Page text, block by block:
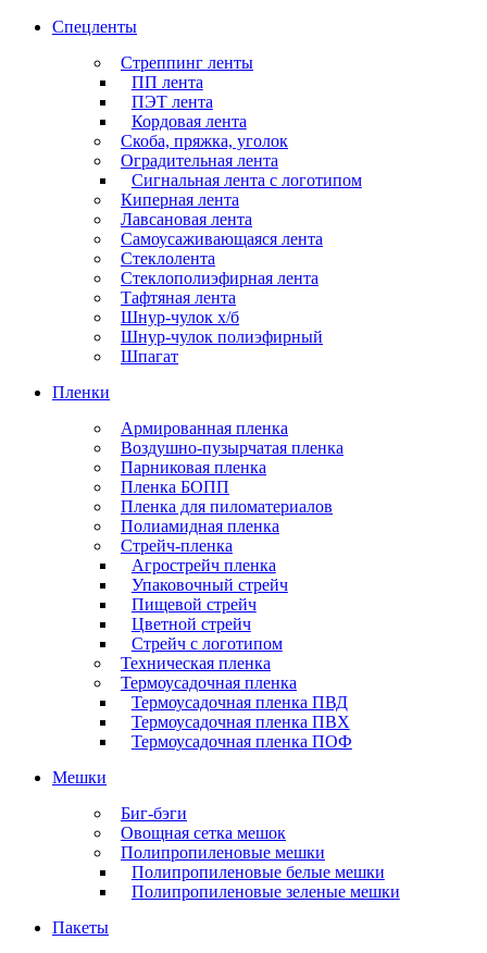
Спецленты
Стреппинг ленты
ПП лента
ПЭТ лента
Кордовая лента
Скоба, пряжка, уголок
Оградительная лента
Сигнальная лента с логотипом
Киперная лента
Лавсановая лента
Самоусаживающаяся лента
Стеклолента
Стеклополиэфирная лента
Тафтяная лента
Шнур-чулок х/б
Шнур-чулок полиэфирный
Шпагат
Пленки
Армированная пленка
Воздушно-пузырчатая пленка
Парниковая пленка
Пленка БОПП
Пленка для пиломатериалов
Полиамидная пленка
Стрейч-пленка
Агрострейч пленка
Упаковочный стрейч
Пищевой стрейч
Цветной стрейч
Стрейч с логотипом
Техническая пленка
Термоусадочная пленка
Термоусадочная пленка ПВД
Термоусадочная пленка ПВХ
Термоусадочная пленка ПОФ
Мешки
Биг-бэги
Овощная сетка мешок
Полипропиленовые мешки
Полипропиленовые белые мешки
Полипропиленовые зеленые мешки
Пакеты